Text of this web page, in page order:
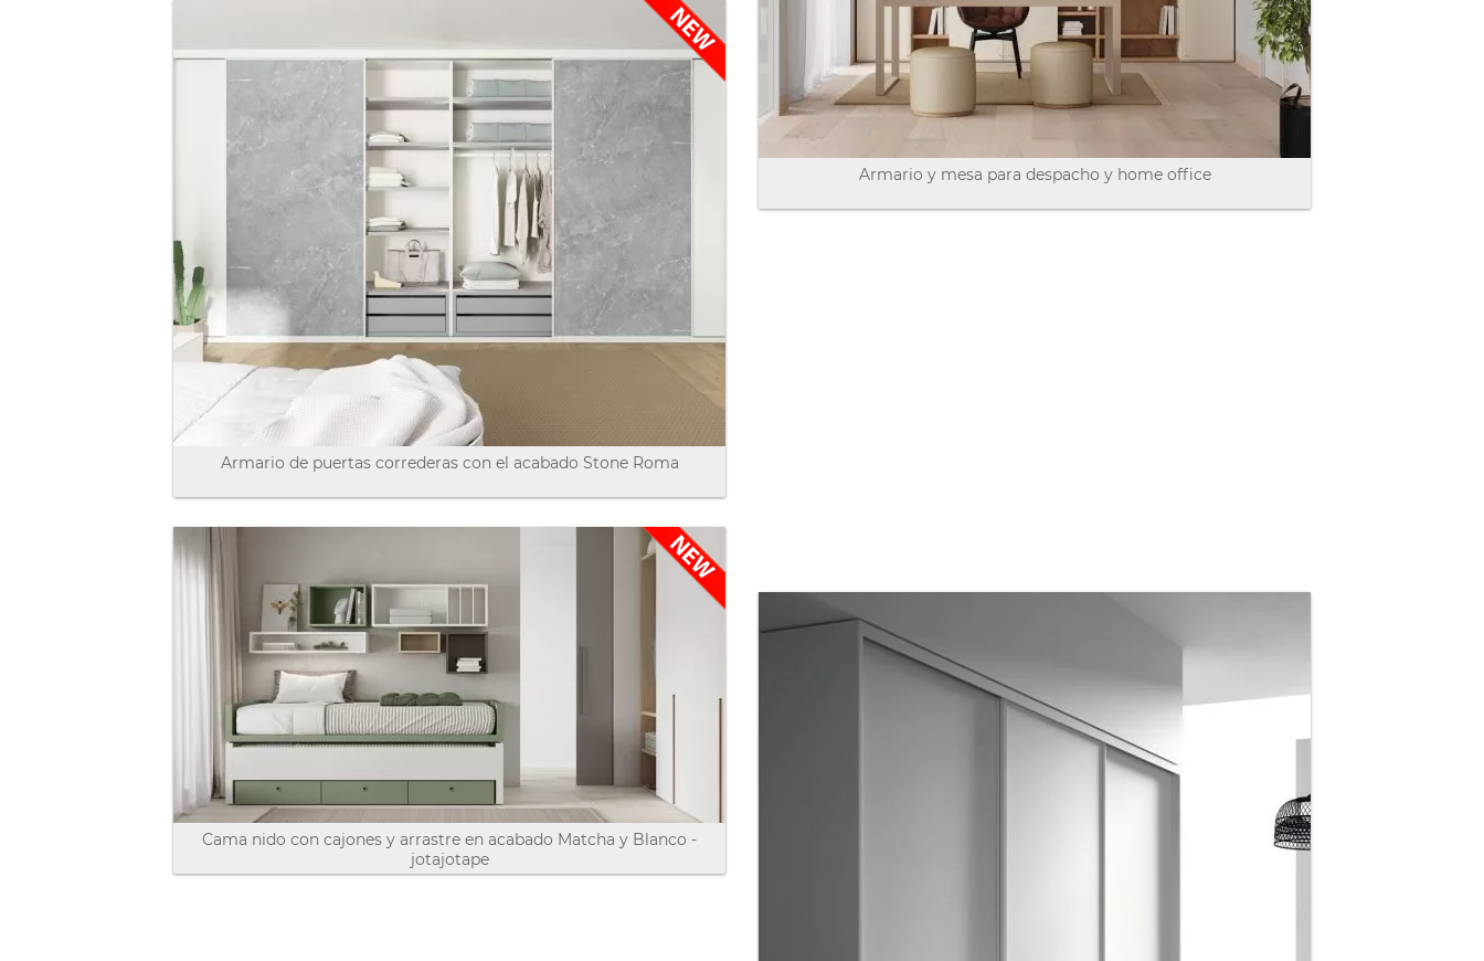
Armario y mesa para despacho y home office
Armario de puertas correderas con el acabado Stone Roma
Cama nido con cajones y arrastre en acabado Matcha y Blanco -
jotajotape